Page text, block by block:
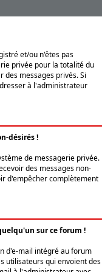
et/ou n'êtes pas
privée pour la totalité du
messages privés. Si
à l'administrateur
désirés !
de messagerie privée.
des messages non-
d'empêcher complètement
sur ce forum !
d'e-mail intégré au forum
utilisateurs qui envoient des